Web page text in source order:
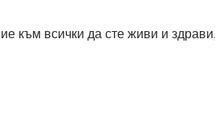
към всички да сте живи и